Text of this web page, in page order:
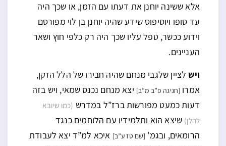
אלא ששינה יוחנן את דעתו עם הזמן, או שכך היה
עד סופו ויוסיפוס שידע שהיה יוחנן בן לוי מפורסם
וידוע ככשר, טפל עליו שכך היה רק כלפי חוץ ושאר
העניינים.
וישלציין שלגבי מנחם שהיה חבירו של הלל הזקן,
אמרו [חגיגה פ”ב מ”ב] יצא מנחם נכנס שמאי, ויש בזה
דעות כמעט מפורשות ברז”ל במדרש (כמו שיובא
להלן) שיצא הוא ותלמידיו עם הלוחמים כנגד
הרומאים, ובגמ’ [שם טז ע”ב] איכא למ”ד יצא לעבודת